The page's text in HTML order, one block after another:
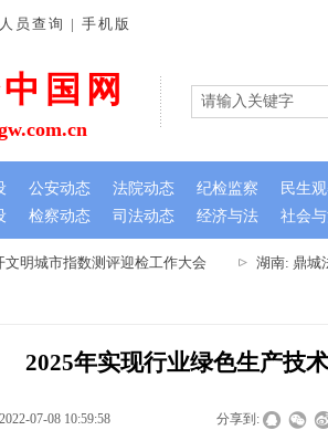
明城市指数测评迎检工作大会 湖南: 鼎城法
国网
检察动态 司法动态 经济与法 社会
员查询 | 手机版
公安动态 法院动态 纪检监察 民生
2025年实现行业绿色生产技
2022-07-08 10:59:58 分享到: